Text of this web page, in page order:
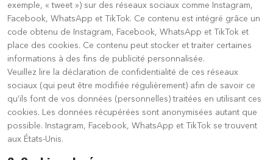
exemple, « tweet ») sur des réseaux sociaux comme Instagram,
Facebook, WhatsApp et TikTok. Ce contenu est intégré grâce un
code obtenu de Instagram, Facebook, WhatsApp et TikTok et
place des cookies. Ce contenu peut stocker et traiter certaines
informations à des fins de publicité personnalisée.
Veuillez lire la déclaration de confidentialité de ces réseaux
sociaux (qui peut être modifiée régulièrement) afin de savoir ce
qu’ils font de vos données (personnelles) traitées en utilisant ces
cookies. Les données récupérées sont anonymisées autant que
possible. Instagram, Facebook, WhatsApp et TikTok se trouvent
aux États-Unis.